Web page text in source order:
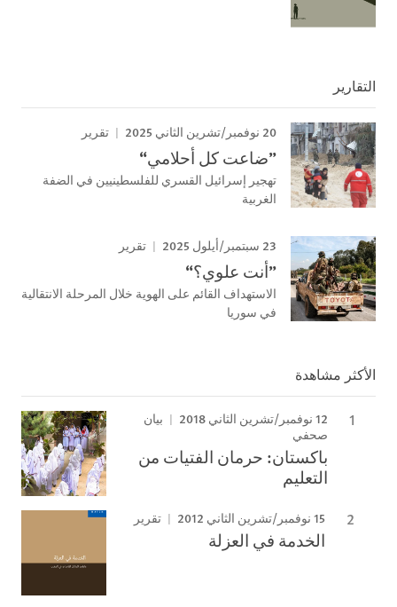
التقارير
20 نوفمبر/تشرين الثاني 2025 تقرير
”ضاعت كل أحلامي“
تهجير إسرائيل القسري للفلسطينيين في الضفة
الغربية
23 سبتمبر/أيلول 2025 تقرير
”أنت علوي؟“
الاستهداف القائم على الهوية خلال المرحلة الانتقالية
في سوريا
الأكثر مشاهدة
12 نوفمبر/تشرين الثاني 2018
بيان
صحفي
باكستان: حرمان الفتيات من
التعليم
15 نوفمبر/تشرين الثاني 2012 تقرير
الخدمة في العزلة